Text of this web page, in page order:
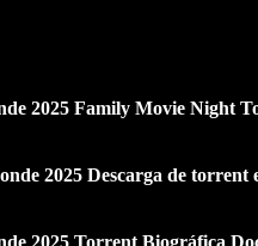
2025 Family Movie Night
2025 Descarga de torrent